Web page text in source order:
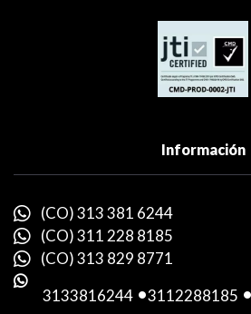
Información
(CO) 313 381 6244
(CO) 311 228 8185
(CO) 313 829 8771
3133816244 -3112288185 -